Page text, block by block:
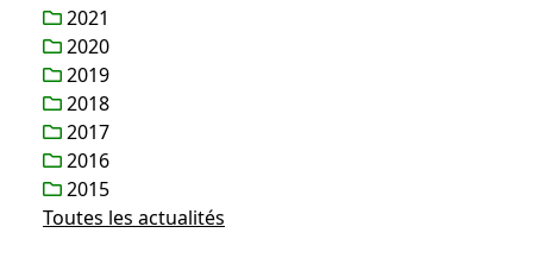
2021
2020
2019
2018
2017
2016
2015
Toutes les actualités